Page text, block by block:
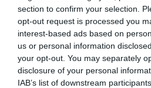
section to confirm your selection.
opt-out request is processed you
interest-based ads based on
us or personal information
your opt-out. You may separately
disclosure of your personal
IAB’s list of downstream
ΟΛΗ Η ΡΟΗ